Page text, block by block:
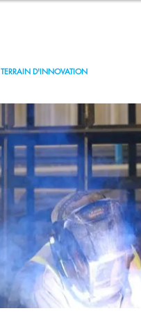
TERRAIN D'INNOVATION